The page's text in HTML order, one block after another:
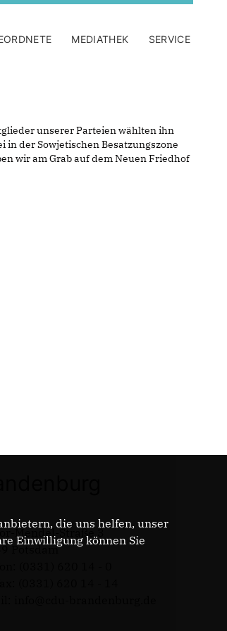
MEDIATHEK SERVICE
unserer Parteien wählten ihn
der Sowjetischen Besatzungszone
wir am Grab auf dem Neuen Friedhof
Mendel-Straße 3
Potsdam
die uns helfen, unser
Einwilligung können Sie